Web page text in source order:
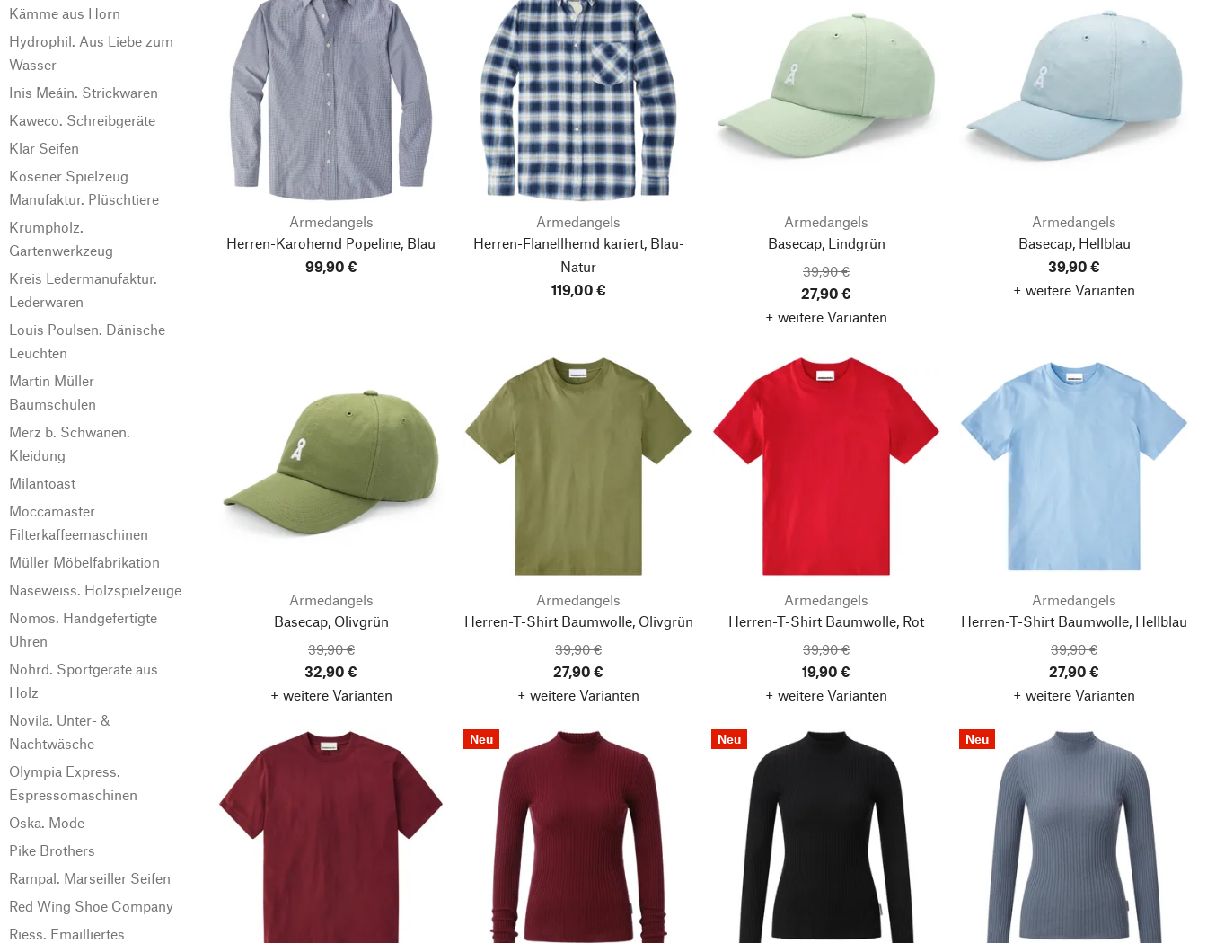
Kämme aus Horn
Hydrophil. Aus Liebe zum
Wasser
Inis Meáin. Strickwaren
Kaweco. Schreibgeräte
Klar Seifen
Kösener Spielzeug
Manufaktur. Plüschtiere
Krumpholz.
Gartenwerkzeug
Kreis Ledermanufaktur.
Lederwaren
Louis Poulsen. Dänische
Leuchten
Martin Müller
Baumschulen
Merz b. Schwanen.
Kleidung
Milantoast
Moccamaster
Filterkaffeemaschinen
Müller Möbelfabrikation
Naseweiss. Holzspielzeuge
Nomos. Handgefertigte
Uhren
Nohrd. Sportgeräte aus
Holz
Novila. Unter- &
Nachtwäsche
Olympia Express.
Espressomaschinen
Oska. Mode
Pike Brothers
Rampal. Marseiller Seifen
Red Wing Shoe Company
Riess. Emailliertes
Armedangels
Herren-Karohemd Popeline, Blau
99,90 €
Armedangels
Herren-Flanellhemd kariert, Blau-
Natur
119,00 €
Armedangels
Basecap, Lindgrün
39,90 €
27,90 €
+ weitere Varianten
Armedangels
Basecap, Hellblau
39,90 €
+ weitere Varianten
Armedangels
Basecap, Olivgrün
39,90 €
32,90 €
+ weitere Varianten
Armedangels
Herren-T-Shirt Baumwolle, Olivgrün
39,90 €
27,90 €
+ weitere Varianten
Armedangels
Herren-T-Shirt Baumwolle, Rot
39,90 €
19,90 €
+ weitere Varianten
Armedangels
Herren-T-Shirt Baumwolle, Hellblau
39,90 €
27,90 €
+ weitere Varianten
Neu Neu Neu